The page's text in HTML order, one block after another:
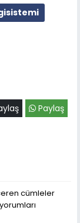
Paylaş
cümleler